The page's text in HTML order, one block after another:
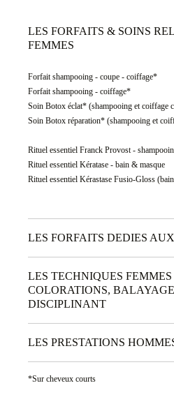
LES FORFAITS & SOINS
FEMMES
Forfait shampooing - coupe - coiffage*
Forfait shampooing - coiffage*
Soin Botox éclat* (shampooing et coiffage
Soin Botox réparation* (shampooing et
Rituel essentiel Franck Provost -
Rituel essentiel Kératase - bain & masque
Rituel essentiel Kérastase Fusio-Gloss
LES FORFAITS DEDIES
LES TECHNIQUES FEMMES
COLORATIONS,
DISCIPLINANT
LES PRESTATIONS
*Sur cheveux courts